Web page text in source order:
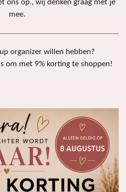
ons op., wij denken graag met je
mee.
organizer willen hebben?
om met 9% korting te shoppen!